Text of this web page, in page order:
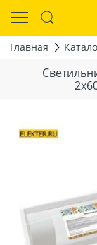
Главная